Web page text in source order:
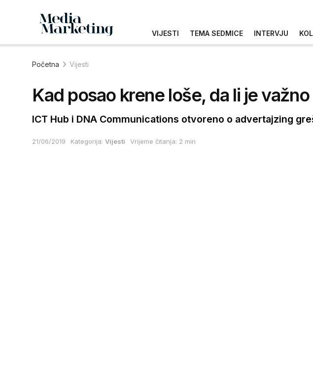
VIJESTI TEMA SEDMICE INTERVJU
Početna Vijesti
Kad posao krene loše, da li je
ICT Hub i DNA Communications otvoreno o advertajzing
21/06/2019 Kategorija: Vijesti Vrijeme čitanja: 2 min